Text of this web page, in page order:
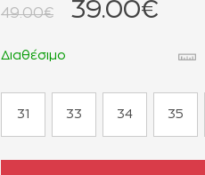
49.00€ 39.00€
Διαθέσιμο
31 33 34 35